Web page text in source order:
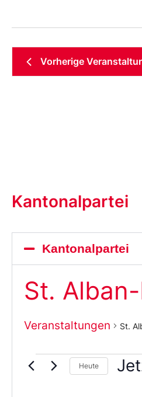
Vorherige
Kantonalpartei
Kantonalpartei
St.
Veranstaltungen St.
Heute